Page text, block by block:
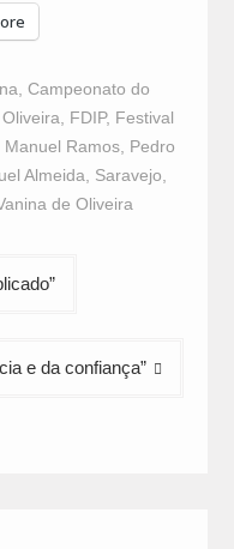
Campeonato do
FDIP, Festival
Manuel Ramos, Pedro
Almeida Saravejo
de Oliveira
e da confiança”